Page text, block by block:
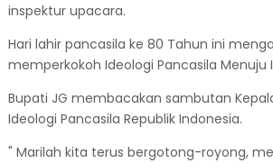
inspektur upacara.
Hari lahir pancasila ke 80 Tahun ini
memperkokoh Ideologi Pancasila Menuju
Bupati JG membacakan sambutan
Ideologi Pancasila Republik Indonesia.
" Marilah kita terus bergotong-royong,